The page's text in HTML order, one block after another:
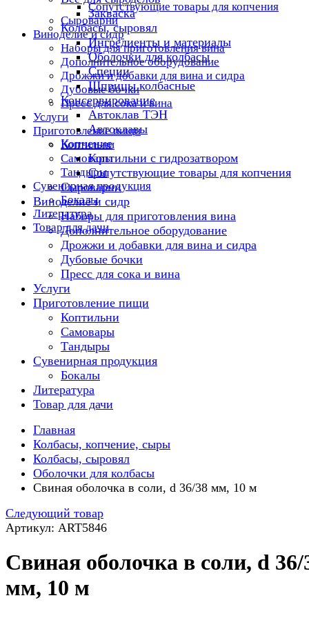
Сопутствующие товары для копчения
Сыроварни
Виноделие и сидр
Наборы для приготовления вина
Дополнительное оборудование
Дрожжи и добавки для вина и сидра
Дубовые бочки
Пресс для сока и вина
Услуги
Приготовление пищи
Коптильни
Самовары
Тандыры
Сувенирная продукция
Бокалы
Литература
Товар для дачи
Закваска
Колбасы, сыровял
Ингредиенты и материалы
Оболочки для колбасы
Специи
Шприцы колбасные
Консервирование
Автоклав ТЭН
Автоклавы
Копчение
Коптильни с гидрозатвором
Сопутствующие товары для копчения
Сыроварни
Виноделие и сидр
Наборы для приготовления вина
Дополнительное оборудование
Дрожжи и добавки для вина и сидра
Дубовые бочки
Пресс для сока и вина
Услуги
Приготовление пищи
Коптильни
Самовары
Тандыры
Сувенирная продукция
Бокалы
Литература
Товар для дачи
Главная
Колбасы, копчение, сыры
Колбасы, сыровял
Оболочки для колбасы
Свиная оболочка в соли, d 36/38 мм, 10 м
Следующий товар
Артикул: ART5846
Свиная оболочка в соли, d 36/
мм, 10 м